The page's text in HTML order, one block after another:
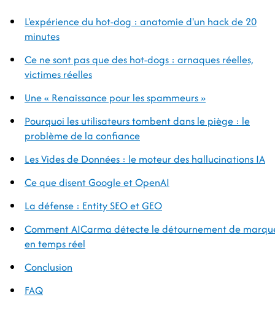
L'expérience du hot-dog : anatomie d'un hack de 20
minutes
Ce ne sont pas que des hot-dogs : arnaques réelles,
victimes réelles
Une « Renaissance pour les spammeurs »
Pourquoi les utilisateurs tombent dans le piège : le
problème de la confiance
Les Vides de Données : le moteur des hallucinations IA
Ce que disent Google et OpenAI
La défense : Entity SEO et GEO
Comment AICarma détecte le détournement de
en temps réel
Conclusion
FAQ